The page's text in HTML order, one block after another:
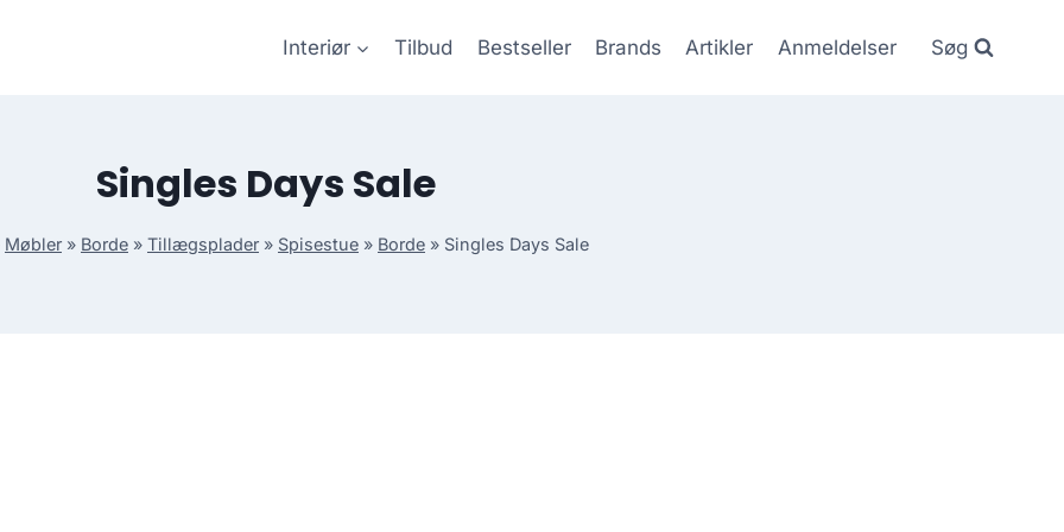
Interiør Tilbud Bestseller Brands Artikler Anmeldelser Søg
Singles Days Sale
Møbler » Borde » Tillægsplader » Spisestue » Borde » Singles Days Sale